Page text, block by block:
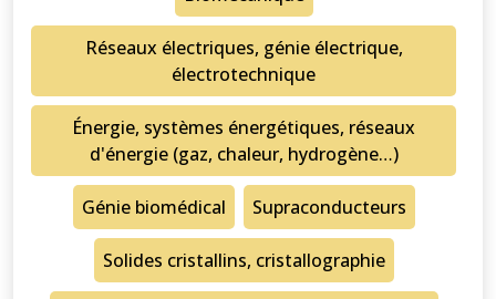
Réseaux électriques, génie électrique,
électrotechnique
Énergie, systèmes énergétiques, réseaux
d'énergie (gaz, chaleur, hydrogène…)
Génie biomédical Supraconducteurs
Solides cristallins, cristallographie